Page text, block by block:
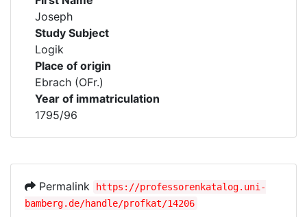
Joseph
Study Subject
Logik
Place of origin
Ebrach (OFr.)
Year of immatriculation
1795/96
Permalink
https://professorenkatalog.uni-
bamberg.de/handle/profkat/14206